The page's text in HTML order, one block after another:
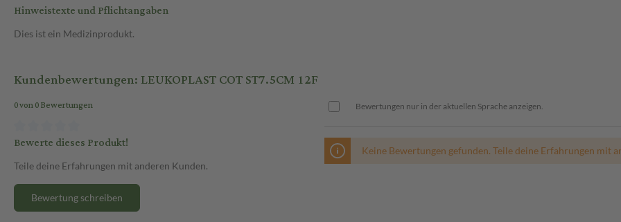
Hinweistexte und Pflichtangaben
Dies ist ein Medizinprodukt.
Kundenbewertungen: LEUKOPLAST COT ST7.5CM 12F
0 von 0 Bewertungen
Bewerte dieses Produkt!
Teile deine Erfahrungen mit anderen Kunden.
Bewertung schreiben
Bewertungen nur in der aktuellen Sprache anzeigen.
Keine Bewertungen gefunden. Teile deine Erfahrungen mit